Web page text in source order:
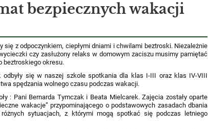
bezpiecznych wakacji
z odpoczynkiem, ciepłymi dniami i chwilami beztroski. Niezależnie
czy zasłużony relaks w domowym zaciszu musimy pamiętać
beztroskiego okresu.
się w naszej szkole spotkania dla klas I-III oraz klas IV-VIII
spędzania wolnego czasu podczas wakacji.
: Pani Bernarda Tymczak i Beata Mielcarek. Zajęcia zostały oparte
wakacje” przypominającego o podstawowych zasadach dbania
sytuacjach, z którymi mogą spotkać się podczas letniego